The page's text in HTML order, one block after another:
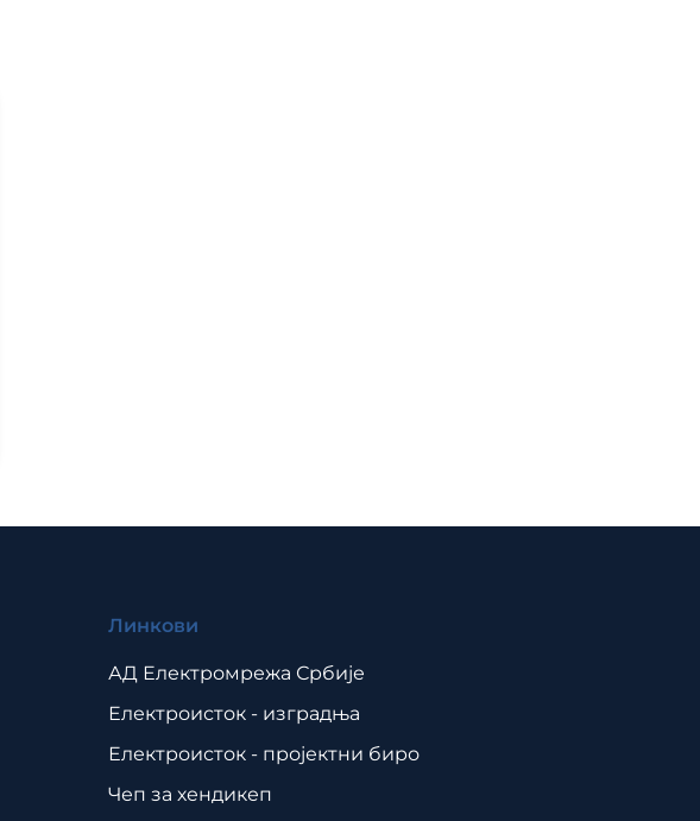
Линкови
АД Електромрежа Србије
Електроисток - изградња
Електроисток - пројектни биро
Чеп за хендикеп